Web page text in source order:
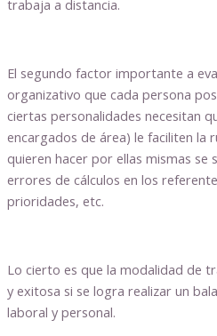
trabaja a distancia.
El segundo factor importante a
organizativo que cada persona
ciertas personalidades necesitan
encargados de área) le faciliten la
quieren hacer por ellas mismas se
errores de cálculos en los
prioridades, etc.
Lo cierto es que la modalidad de
y exitosa si se logra realizar un
laboral y personal.